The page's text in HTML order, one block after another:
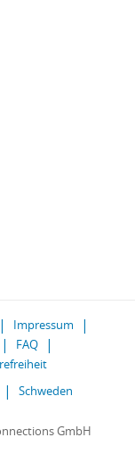
Impressum
FAQ
Schweden
GmbH